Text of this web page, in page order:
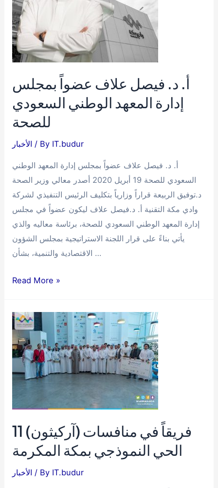
أ. د. فيصل علاف عضواً بمجلس
إدارة المعهد الوطني السعودي
للصحة
الأخبار / By IT.budur
أ. د. فيصل علاف عضواً بمجلس إدارة المعهد الوطني
السعودي للصحة 19 أبريل 2020 أصدر معالي وزير الصحة
د.توفيق الربيعة قراراً وزارياً بتكليف الرئيس التنفيذي لشركة
وادي مكة التقنية أ. د.فيصل علاف ليكون عضواً في مجلس
إدارة المعهد الوطني السعودي للصحة، برئاسة معاليه والذي
يأتي بناءً على قرار اللجنة الاستراتيجية بمجلس الشؤون
الاقتصادية والتنمية، بشأن …
أ.
علاف
عضواً
بمجلس
إدارة
المعهد
الوطني
السعودي
للصحة
Read More »
11 فريقاً في منافسات (آركيثون)
الحي النموذجي بمكة المكرمة
الأخبار / By IT.budur